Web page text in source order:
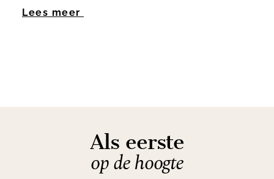
Lees meer
Als eerste
op de hoogte